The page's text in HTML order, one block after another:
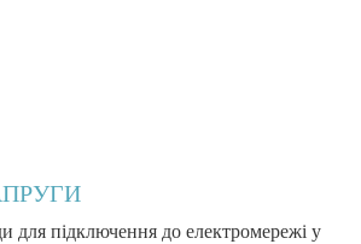
для підключення до електромережі у